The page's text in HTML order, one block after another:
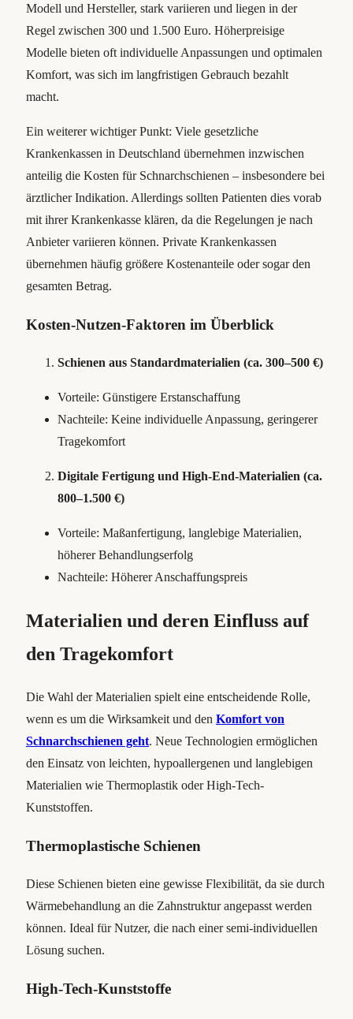
Modell und Hersteller, stark variieren und liegen in der
Regel zwischen 300 und 1.500 Euro. Höherpreisige
Modelle bieten oft individuelle Anpassungen und optimalen
Komfort, was sich im langfristigen Gebrauch bezahlt
macht.
Ein weiterer wichtiger Punkt: Viele gesetzliche
Krankenkassen in Deutschland übernehmen inzwischen
anteilig die Kosten für Schnarchschienen – insbesondere bei
ärztlicher Indikation. Allerdings sollten Patienten dies vorab
mit ihrer Krankenkasse klären, da die Regelungen je nach
Anbieter variieren können. Private Krankenkassen
übernehmen häufig größere Kostenanteile oder sogar den
gesamten Betrag.
Kosten-Nutzen-Faktoren im Überblick
Schienen aus Standardmaterialien (ca. 300–500 €)
Vorteile: Günstigere Erstanschaffung
Nachteile: Keine individuelle Anpassung, geringerer
Tragekomfort
Digitale Fertigung und High-End-Materialien (ca.
800–1.500 €)
Vorteile: Maßanfertigung, langlebige Materialien,
höherer Behandlungserfolg
Nachteile: Höherer Anschaffungspreis
Materialien und deren Einfluss auf
den Tragekomfort
Die Wahl der Materialien spielt eine entscheidende Rolle,
wenn es um die Wirksamkeit und den Komfort von
Schnarchschienen geht. Neue Technologien ermöglichen
den Einsatz von leichten, hypoallergenen und langlebigen
Materialien wie Thermoplastik oder High-Tech-
Kunststoffen.
Thermoplastische Schienen
Diese Schienen bieten eine gewisse Flexibilität, da sie durch
Wärmebehandlung an die Zahnstruktur angepasst werden
können. Ideal für Nutzer, die nach einer semi-individuellen
Lösung suchen.
High-Tech-Kunststoffe